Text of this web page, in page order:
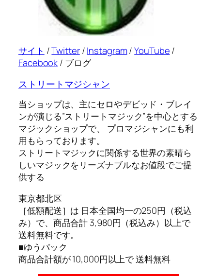
サイト /Twitter/Instagram/YouTube/
Facebook/ ブログ
ストリートマジシャン
当ショップは、主にセロやデビッド・ブレイ
ンが演じる”ストリートマジック”を中心とする
マジックショップで、 プロマジシャンにも利
用もらっております。
ストリートマジックに関係する世界の素晴ら
しいマジックをリーズナブルなお値段でご提
供する
東京都北区
［低額配送］は 日本全国均一の250円（税込
み）で、商品合計 3,980円（税込み）以上で
送料無料です。
■ゆうパック
商品合計額が 10,000円以上で 送料無料